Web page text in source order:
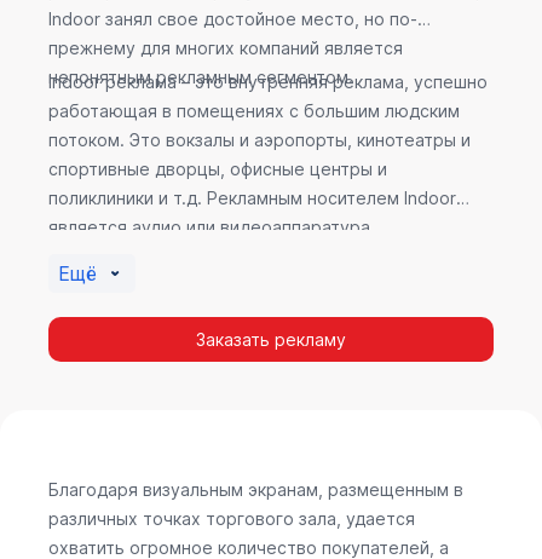
Indoor занял свое достойное место, но по-
прежнему для многих компаний является
непонятным рекламным сегментом.
Indoor реклама – это внутренняя реклама, успешно
работающая в помещениях с большим людским
потоком. Это вокзалы и аэропорты, кинотеатры и
спортивные дворцы, офисные центры и
поликлиники и т.д. Рекламным носителем Indoor
является аудио или видеоаппаратура,
эффективность приносит такой вид рекламы в
местах продаж, поскольку воздействие на
покупателя в момент выбора товара наиболее
Indoor рекламы.
Ещё
Заказать рекламу
Благодаря визуальным экранам, размещенным в
различных точках торгового зала, удается
охватить огромное количество покупателей, а